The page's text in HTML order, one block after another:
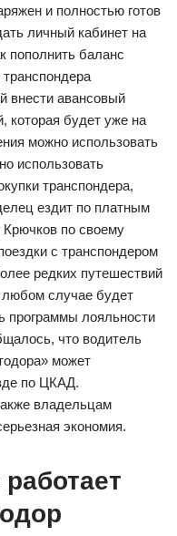
и полностью готов
личный кабинет на
пополнить баланс
внести авансовый
которая будет уже на
можно использовать
использовать
транспондера,
ездит по платным
по своему
с транспондером
редких путешествий
случае будет
программы лояльности
что водитель
может
по ЦКАД.
владельцам
экономия.